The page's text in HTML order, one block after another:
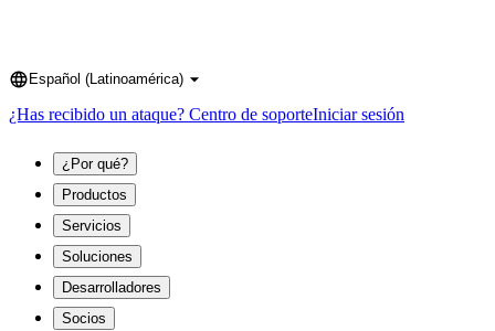
Language
Español (Latinoamérica)
¿Has recibido un ataque? Centro de soporteIniciar sesión
¿Por qué?
Productos
Servicios
Soluciones
Desarrolladores
Socios